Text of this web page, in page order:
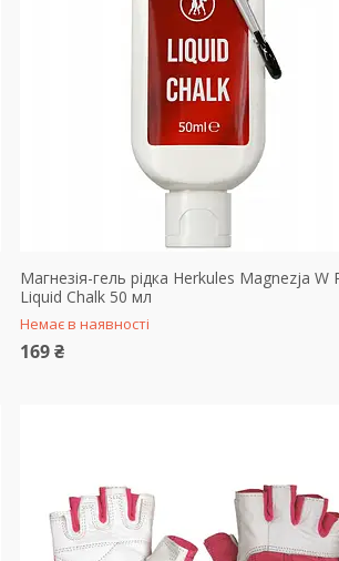
Магнезія-гель рідка Herkules Magnezja W
Liquid Chalk 50 мл
Немає в наявності
169 ₴